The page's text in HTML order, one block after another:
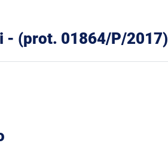
- (prot. 01864/P/2017)